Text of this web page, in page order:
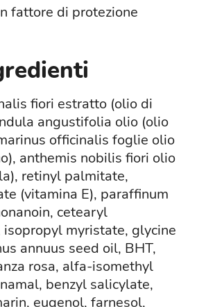
fattore di protezione
fiori estratto (olio di
angustifolia olio (olio
officinalis foglie olio
anthemis nobilis fiori olio
retinyl palmitate,
(vitamina E), paraffinum
cetearyl
myristate, glycine
annuus seed oil, BHT,
rosa, alfa-isomethyl
benzyl salicylate,
eugenol, farnesol,